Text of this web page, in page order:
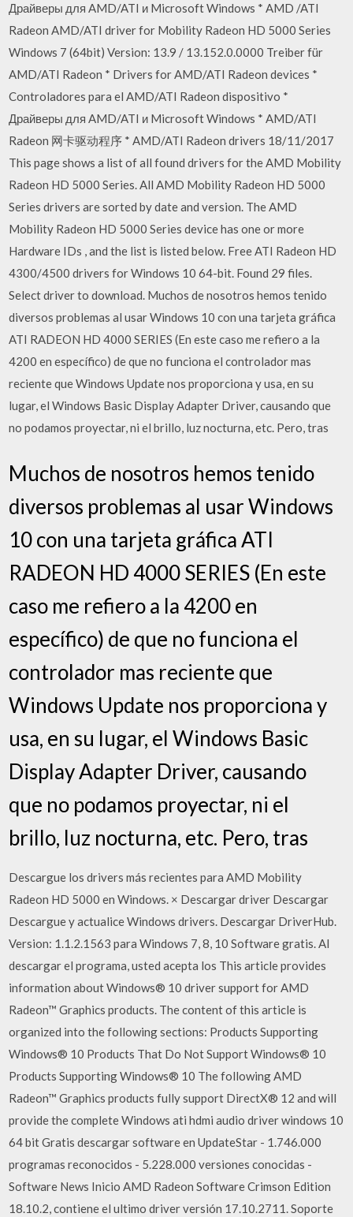
Драйверы для AMD/ATI и Microsoft Windows * AMD /ATI
Radeon AMD/ATI driver for Mobility Radeon HD 5000 Series
Windows 7 (64bit) Version: 13.9 / 13.152.0.0000 Treiber für
AMD/ATI Radeon * Drivers for AMD/ATI Radeon devices *
Controladores para el AMD/ATI Radeon dispositivo *
Драйверы для AMD/ATI и Microsoft Windows * AMD/ATI
Radeon 网卡驱动程序 * AMD/ATI Radeon drivers 18/11/2017
This page shows a list of all found drivers for the AMD Mobility
Radeon HD 5000 Series. All AMD Mobility Radeon HD 5000
Series drivers are sorted by date and version. The AMD
Mobility Radeon HD 5000 Series device has one or more
Hardware IDs , and the list is listed below. Free ATI Radeon HD
4300/4500 drivers for Windows 10 64-bit. Found 29 files.
Select driver to download. Muchos de nosotros hemos tenido
diversos problemas al usar Windows 10 con una tarjeta gráfica
ATI RADEON HD 4000 SERIES (En este caso me refiero a la
4200 en específico) de que no funciona el controlador mas
reciente que Windows Update nos proporciona y usa, en su
lugar, el Windows Basic Display Adapter Driver, causando que
no podamos proyectar, ni el brillo, luz nocturna, etc. Pero, tras
Muchos de nosotros hemos tenido
diversos problemas al usar Windows
10 con una tarjeta gráfica ATI
RADEON HD 4000 SERIES (En este
caso me refiero a la 4200 en
específico) de que no funciona el
controlador mas reciente que
Windows Update nos proporciona y
usa, en su lugar, el Windows Basic
Display Adapter Driver, causando
que no podamos proyectar, ni el
brillo, luz nocturna, etc. Pero, tras
Descargue los drivers más recientes para AMD Mobility
Radeon HD 5000 en Windows. × Descargar driver Descargar
Descargue y actualice Windows drivers. Descargar DriverHub.
Version: 1.1.2.1563 para Windows 7, 8, 10 Software gratis. Al
descargar el programa, usted acepta los This article provides
information about Windows® 10 driver support for AMD
Radeon™ Graphics products. The content of this article is
organized into the following sections: Products Supporting
Windows® 10 Products That Do Not Support Windows® 10
Products Supporting Windows® 10 The following AMD
Radeon™ Graphics products fully support DirectX® 12 and will
provide the complete Windows ati hdmi audio driver windows 10
64 bit Gratis descargar software en UpdateStar - 1.746.000
programas reconocidos - 5.228.000 versiones conocidas -
Software News Inicio AMD Radeon Software Crimson Edition
18.10.2, contiene el ultimo driver versión 17.10.2711. Soporte